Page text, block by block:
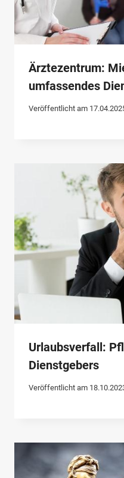
Ärztezentrum:
umfassendes
Veröffentlicht am
Urlaubsverfall:
Dienstgebers
Veröffentlicht am